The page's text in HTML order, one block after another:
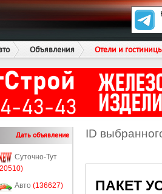
Объявления Отели и
Дать объявление
Суточно-Тут
Авто (136627)
ID
ПАКЕТ